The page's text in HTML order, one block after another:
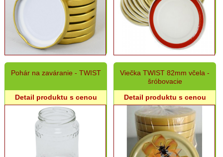
AKCIE:
Ostatný
rôzny
sortiment
Akciový
výpredaj
Sviečky
Umelé
kvety
Záhradný
Pohár na zaváranie - TWIST
Detail produktu s cenou
Viečka TWIST 82mm včela -
šróbovacie
Detail produktu s cenou